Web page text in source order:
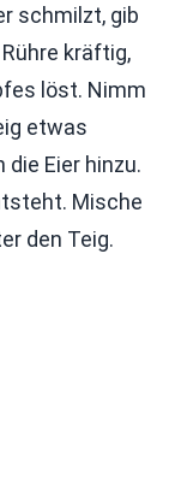
schmilzt, gib
kräftig,
löst. Nimm
etwas
die Eier hinzu.
Mische
den Teig.